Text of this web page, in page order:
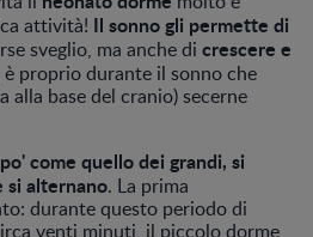
attività! Il sonno gli permette di
sveglio, ma anche di crescere e
proprio durante il sonno che
alla base del cranio) secerne
come quello dei grandi, si
si alternano. La prima
durante questo periodo di
venti minuti, il piccolo dorme